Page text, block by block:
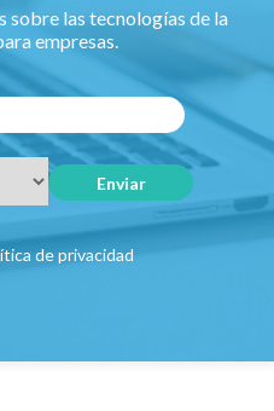
sobre las tecnologías de la
empresas.
de privacidad